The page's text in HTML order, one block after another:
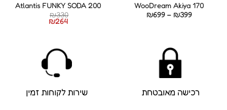
WooDream Akiya 170
₪399
–
₪699
Atlantis FUNKY SODA 200
₪330
₪264
רכישה מאובטחת שירות לקוחות זמין